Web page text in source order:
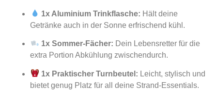
1x Aluminium Trinkflasche: Hält deine
Getränke auch in der Sonne erfrischend kühl.
1x Sommer-Fächer: Dein Lebensretter für die
extra Portion Abkühlung zwischendurch.
1x Praktischer Turnbeutel: Leicht, stylisch und
bietet genug Platz für all deine Strand-Essentials.